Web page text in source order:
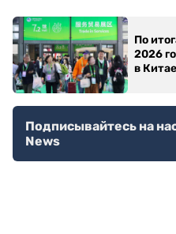
По
2026
в
Подписывайтесь на
News